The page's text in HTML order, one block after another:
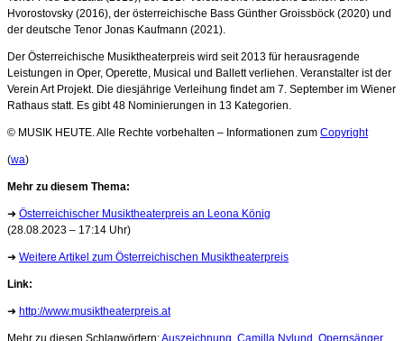
Hvorostovsky (2016), der österreichische Bass Günther Groissböck (2020) und
der deutsche Tenor Jonas Kaufmann (2021).
Der Österreichische Musiktheaterpreis wird seit 2013 für herausragende
Leistungen in Oper, Operette, Musical und Ballett verliehen. Veranstalter ist der
Verein Art Projekt. Die diesjährige Verleihung findet am 7. September im Wiener
Rathaus statt. Es gibt 48 Nominierungen in 13 Kategorien.
© MUSIK HEUTE. Alle Rechte vorbehalten – Informationen zum Copyright
(wa)
Mehr zu diesem Thema:
➜ Österreichischer Musiktheaterpreis an Leona König
(28.08.2023 – 17:14 Uhr)
➜ Weitere Artikel zum Österreichischen Musiktheaterpreis
Link:
➜ http://www.musiktheaterpreis.at
Mehr zu diesen Schlagwörtern:Auszeichnung, Camilla Nylund , Opernsänger,